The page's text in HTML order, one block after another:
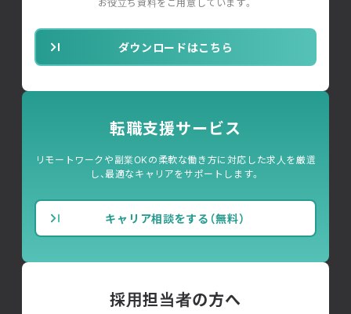
ダウンロードはこちら
転職支援サービス
リモートワークや副業OKの柔軟な働き方に対応した求人を厳選
し、最適なキャリアをサポートします。
キャリア相談をする（無料）
採用担当者の方へ